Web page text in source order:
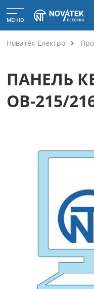
МЕНЮ
Новатек-Електро
ПАНЕЛЬ
ОВ-215/